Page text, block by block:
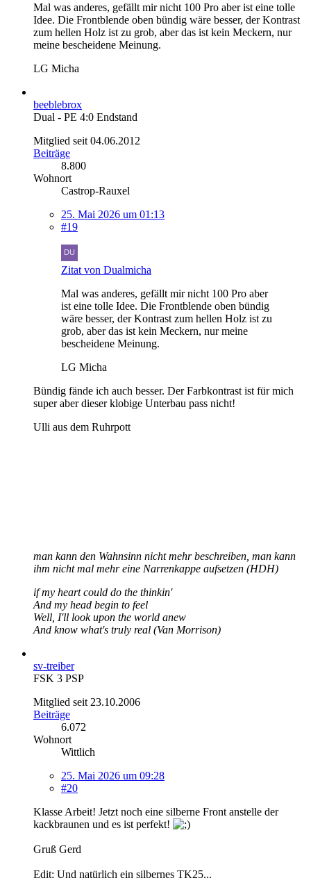
Mal was anderes, gefällt mir nicht 100 Pro aber ist eine tolle
Idee. Die Frontblende oben bündig wäre besser, der Kontrast
zum hellen Holz ist zu grob, aber das ist kein Meckern, nur
meine bescheidene Meinung.
LG Micha
beeblebrox
Dual - PE 4:0 Endstand
Mitglied seit 04.06.2012
Beiträge
8.800
Wohnort
Castrop-Rauxel
25. Mai 2026 um 01:13
#19
Zitat von Dualmicha
Mal was anderes, gefällt mir nicht 100 Pro aber
ist eine tolle Idee. Die Frontblende oben bündig
wäre besser, der Kontrast zum hellen Holz ist zu
grob, aber das ist kein Meckern, nur meine
bescheidene Meinung.
LG Micha
Bündig fände ich auch besser. Der Farbkontrast ist für mich
super aber dieser klobige Unterbau pass nicht!
Ulli aus dem Ruhrpott
man kann den Wahnsinn nicht mehr beschreiben, man kann
ihm nicht mal mehr eine Narrenkappe aufsetzen (HDH)
if my heart could do the thinkin'
And my head begin to feel
Well, I'll look upon the world anew
And know what's truly real (Van Morrison)
sv-treiber
FSK 3 PSP
Mitglied seit 23.10.2006
Beiträge
6.072
Wohnort
Wittlich
25. Mai 2026 um 09:28
#20
Klasse Arbeit! Jetzt noch eine silberne Front anstelle der
kackbraunen und es ist perfekt!
Gruß Gerd
Edit: Und natürlich ein silbernes TK25...